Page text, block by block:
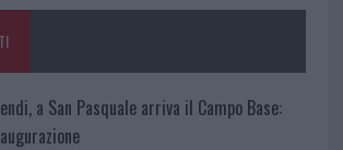
p
a San Pasquale arriva il Campo Base: